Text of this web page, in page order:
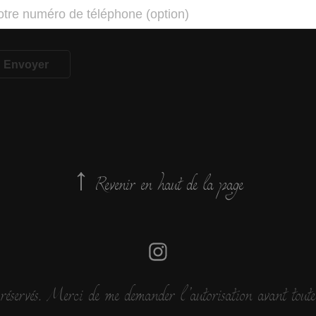
Envoyer
↑ Revenir en haut de la page
Merci de me demander l’autorisation avant